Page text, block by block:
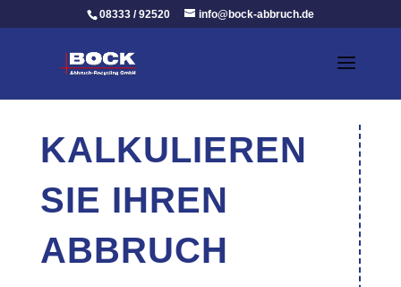
08333 / 92520 info@bock-abbruch.de
KALKULIEREN
SIE IHREN
ABBRUCH